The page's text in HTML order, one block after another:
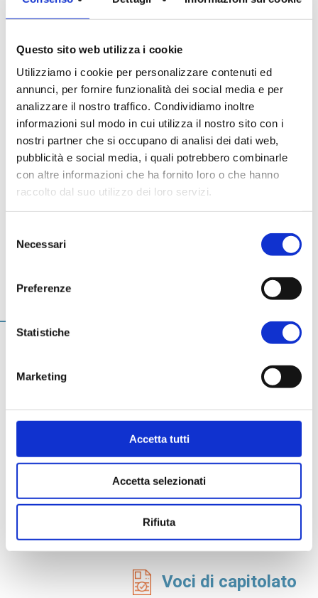
Questo sito web utilizza i cookie
Utilizziamo i cookie per personalizzare contenuti ed
annunci, per fornire funzionalità dei social media e per
analizzare il nostro traffico. Condividiamo inoltre
informazioni sul modo in cui utilizza il nostro sito con i
nostri partner che si occupano di analisi dei dati web,
pubblicità e social media, i quali potrebbero combinarle
con altre informazioni che ha fornito loro o che hanno
raccolto dal suo utilizzo dei loro servizi.
delNecessari
Preferenze
Statistiche
Marketing
Accetta tutti
Accetta selezionati
Rifiuta
Potere fonoisolante (calcolato con la legge
della massa)
Spessore muratura
Note
Download
Certificato Rei
Schede tecniche
BIM - Serie Normablok Più
Reazione al fuoco B-s1-d0
Voci di capitolato